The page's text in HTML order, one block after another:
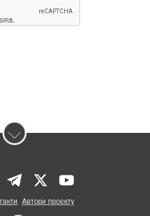
Автори проєкту